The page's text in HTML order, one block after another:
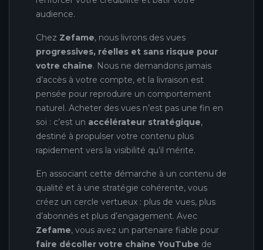
audience.
Chez Zefame, nous livrons des vues
progressives, réelles et sans risque pour
votre chaîne. Nous ne demandons jamais
d’accès à votre compte, et la livraison est
pensée pour reproduire un comportement
naturel. Acheter des vues n’est pas une fin en
soi : c’est un accélérateur stratégique,
destiné à propulser votre contenu plus
rapidement vers la visibilité qu’il mérite.
En associant cette démarche à un contenu de
qualité et à une stratégie cohérente, vous
créez un cercle vertueux : plus de vues, plus
d’abonnés et plus d’engagement. Avec
Zefame, vous avez un partenaire fiable pour
faire décoller votre chaîne YouTube de